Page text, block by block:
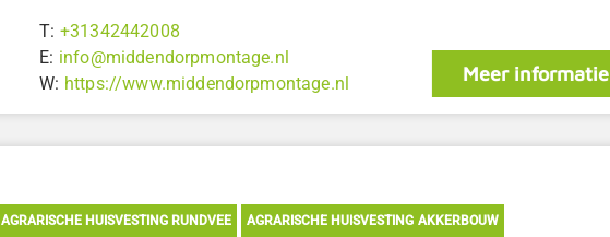
T: +31342442008
E: info@middendorpmontage.nl
W: https://www.middendorpmontage.nl Meer informatie
AGRARISCHE HUISVESTING RUNDVEE AGRARISCHE HUISVESTING AKKERBOUW